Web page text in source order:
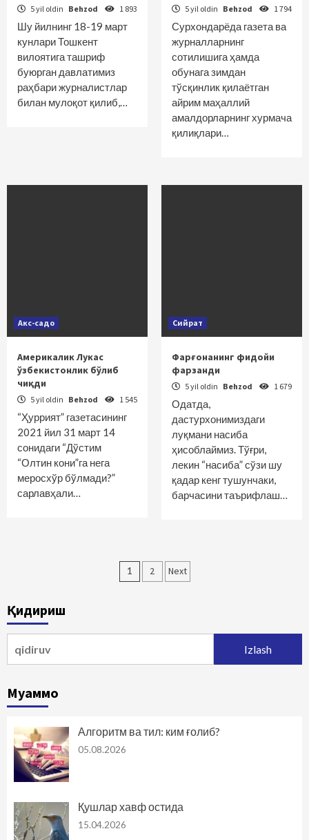
5 yil oldin Behzod 1 893
Шу йилнинг 18-19 март
кунлари Тошкент
вилоятига ташриф
буюрган давлатимиз
раҳбари журналистлар
билан мулоқот қилиб,…
5 yil oldin Behzod 1 794
Сурхондарёда газета ва
журналларнинг
сотилишига ҳамда
обунага зимдан
тўсқинлик қилаётган
айрим маҳаллий
амалдорларнинг хурмача
қилиқлари…
Акс-садо
Америкалик Лукас
ўзбекистонлик бўлиб
чиқди
5 yil oldin Behzod 1 545
“Ҳуррият” газетасининг
2021 йил 31 март 14
сонидаги “Дўс­тим
“Олтин кони”га нега
меросхўр бўлмади?”
сарлавҳали…
Сийрат
Фарғонанинг фидойи
фарзанди
5 yil oldin Behzod 1 679
Одатда,
дастурхонимиздаги
луқмани насиба
ҳисоблаймиз. Тўғри,
лекин “насиба” сўзи шу
қадар кенг тушунчаки,
барчасини таърифлаш…
Maqolalar
1 2 Next
Қидириш
Муаммо
Алгоритм ва тил: ким ғолиб?
05.08.2026
Қушлар хавф остида
15.04.2026